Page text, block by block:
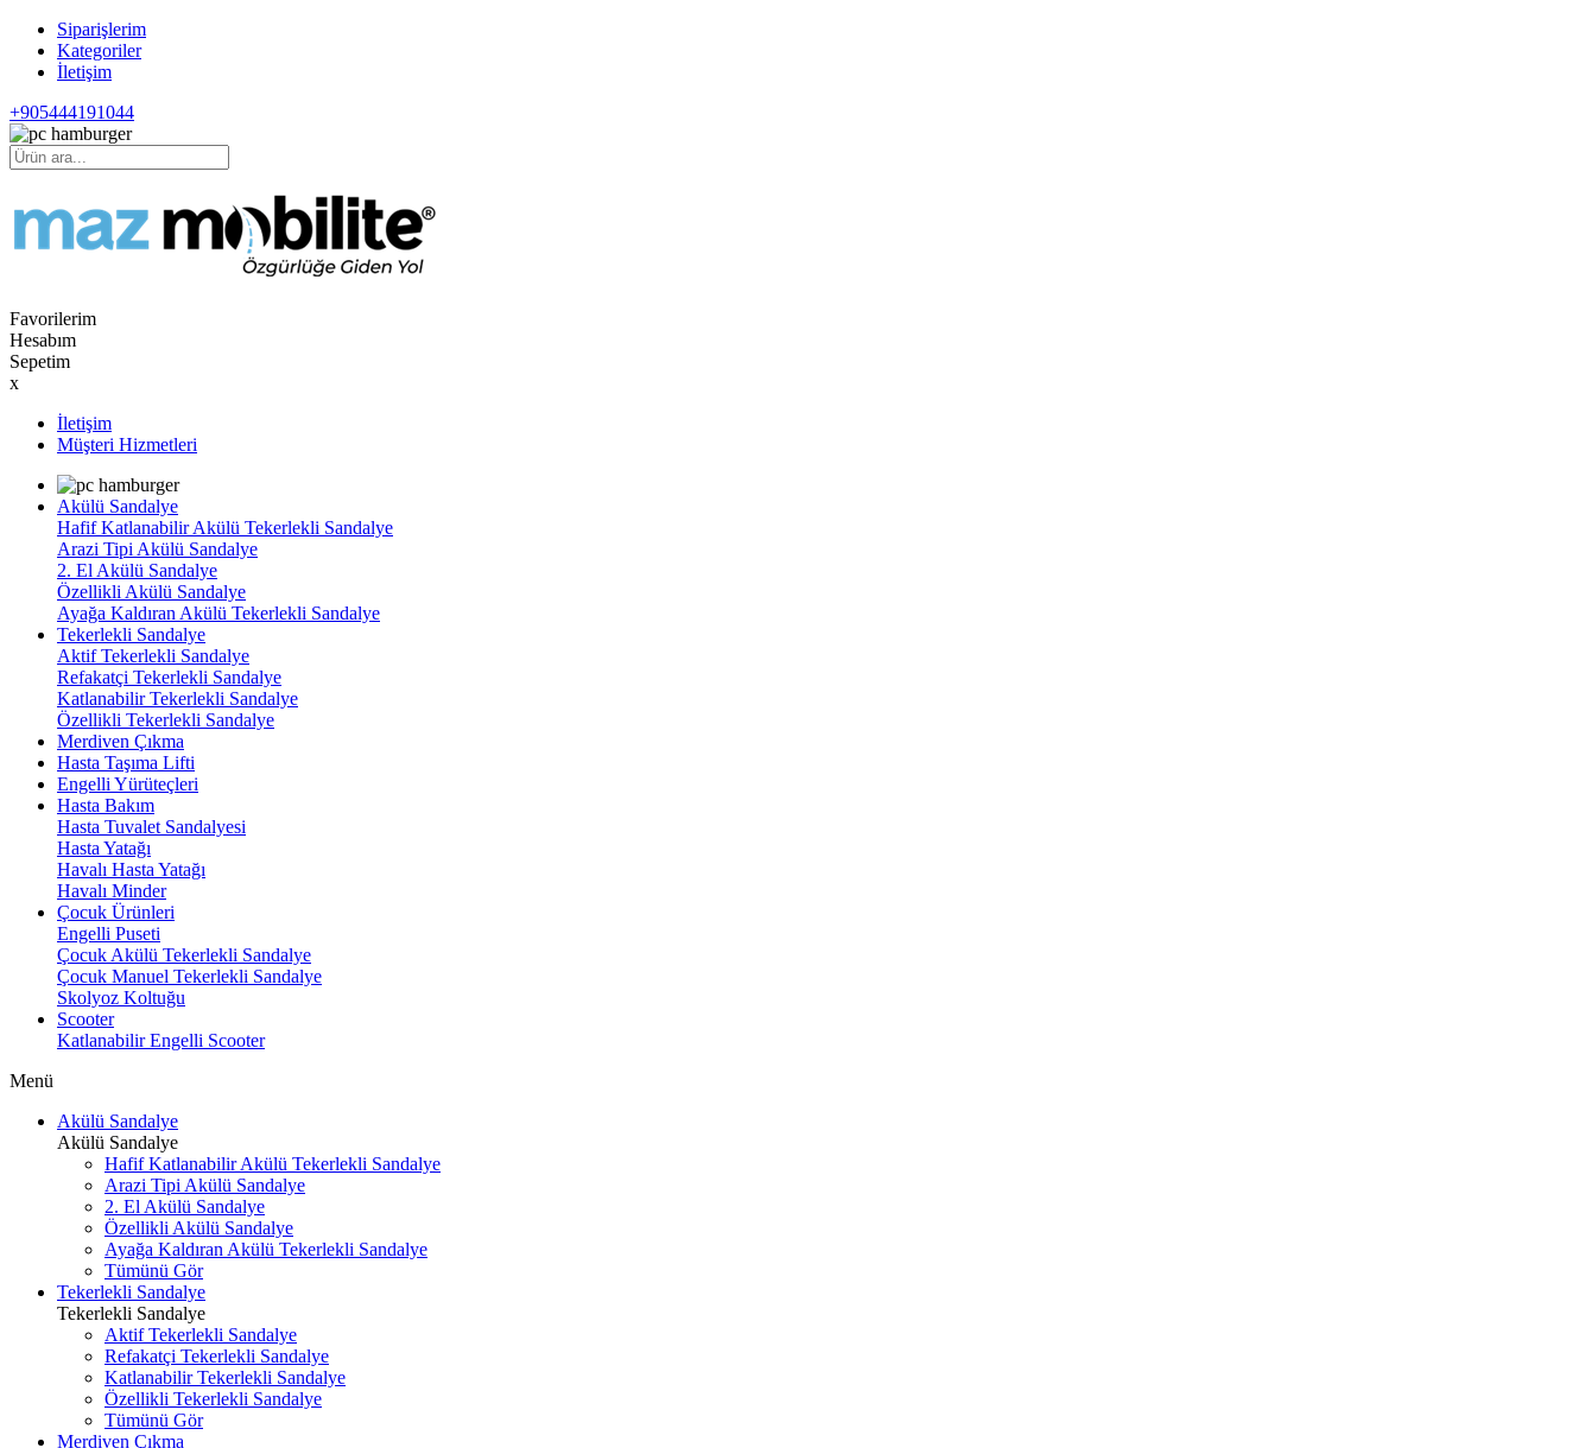
Siparişlerim
Kategoriler
İletişim
+905444191044
Favorilerim
Hesabım
Sepetim
x
İletişim
Müşteri Hizmetleri
Akülü Sandalye
Hafif Katlanabilir Akülü Tekerlekli Sandalye
Arazi Tipi Akülü Sandalye
2. El Akülü Sandalye
Özellikli Akülü Sandalye
Ayağa Kaldıran Akülü Tekerlekli Sandalye
Tekerlekli Sandalye
Aktif Tekerlekli Sandalye
Refakatçi Tekerlekli Sandalye
Katlanabilir Tekerlekli Sandalye
Özellikli Tekerlekli Sandalye
Merdiven Çıkma
Hasta Taşıma Lifti
Engelli Yürüteçleri
Hasta Bakım
Hasta Tuvalet Sandalyesi
Hasta Yatağı
Havalı Hasta Yatağı
Havalı Minder
Çocuk Ürünleri
Engelli Puseti
Çocuk Akülü Tekerlekli Sandalye
Çocuk Manuel Tekerlekli Sandalye
Skolyoz Koltuğu
Scooter
Katlanabilir Engelli Scooter
Menü
Akülü Sandalye
Akülü Sandalye
Hafif Katlanabilir Akülü Tekerlekli Sandalye
Arazi Tipi Akülü Sandalye
2. El Akülü Sandalye
Özellikli Akülü Sandalye
Ayağa Kaldıran Akülü Tekerlekli Sandalye
Tümünü Gör
Tekerlekli Sandalye
Tekerlekli Sandalye
Aktif Tekerlekli Sandalye
Refakatçi Tekerlekli Sandalye
Katlanabilir Tekerlekli Sandalye
Özellikli Tekerlekli Sandalye
Tümünü Gör
Merdiven Çıkma